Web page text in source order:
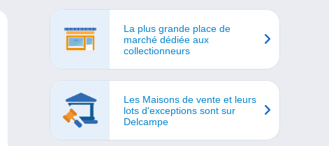
La plus grande place de
marché dédiée aux
collectionneurs
Les Maisons de vente et leurs
lots d'exceptions sont sur
Delcampe